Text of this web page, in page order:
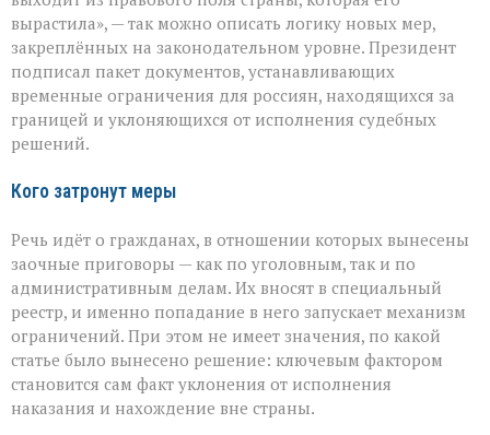
но
не
на
безнаказанность»:
новые
ограничения
для
вырастила», — так можно описать логику новых мер,
закреплённых на законодательном уровне. Президент
подписал пакет документов, устанавливающих
временные ограничения для россиян, находящихся за
границей и уклоняющихся от исполнения судебных
решений.
Кого затронут меры
Речь идёт о гражданах, в отношении которых вынесены
заочные приговоры — как по уголовным, так и по
административным делам. Их вносят в специальный
реестр, и именно попадание в него запускает механизм
ограничений. При этом не имеет значения, по какой
статье было вынесено решение: ключевым фактором
становится сам факт уклонения от исполнения
наказания и нахождение вне страны.